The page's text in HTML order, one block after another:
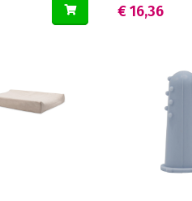
€ 16,36